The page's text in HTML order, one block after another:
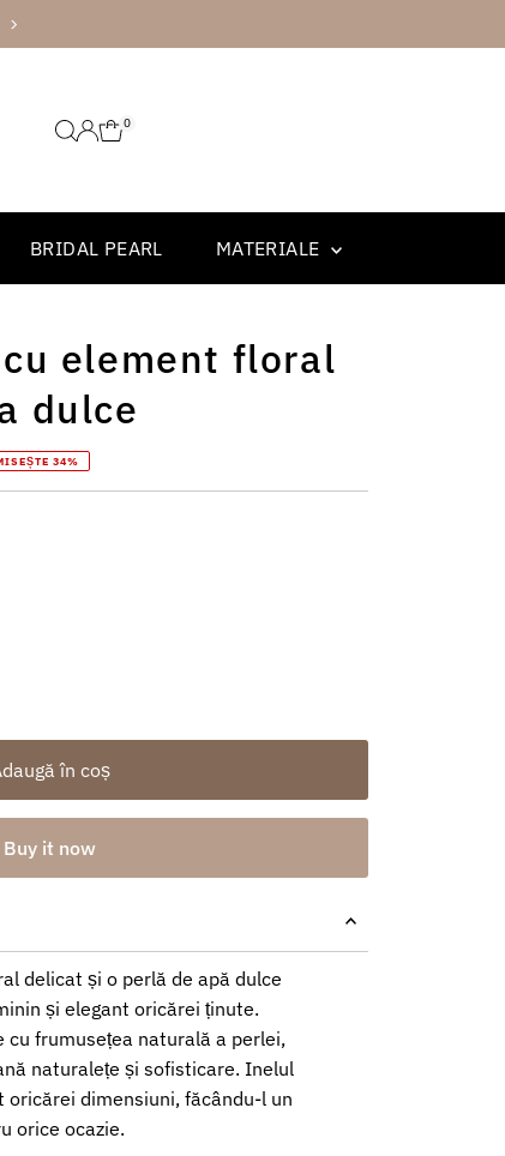
0
BRIDAL PEARL MATERIALE
element floral
dulce
34%
în coș
Buy it now
delicat și o perlă de apă dulce
și elegant oricărei ținute.
frumusețea naturală a perlei,
naturalețe și sofisticare. Inelul
dimensiuni, făcându-l un
orice ocazie.